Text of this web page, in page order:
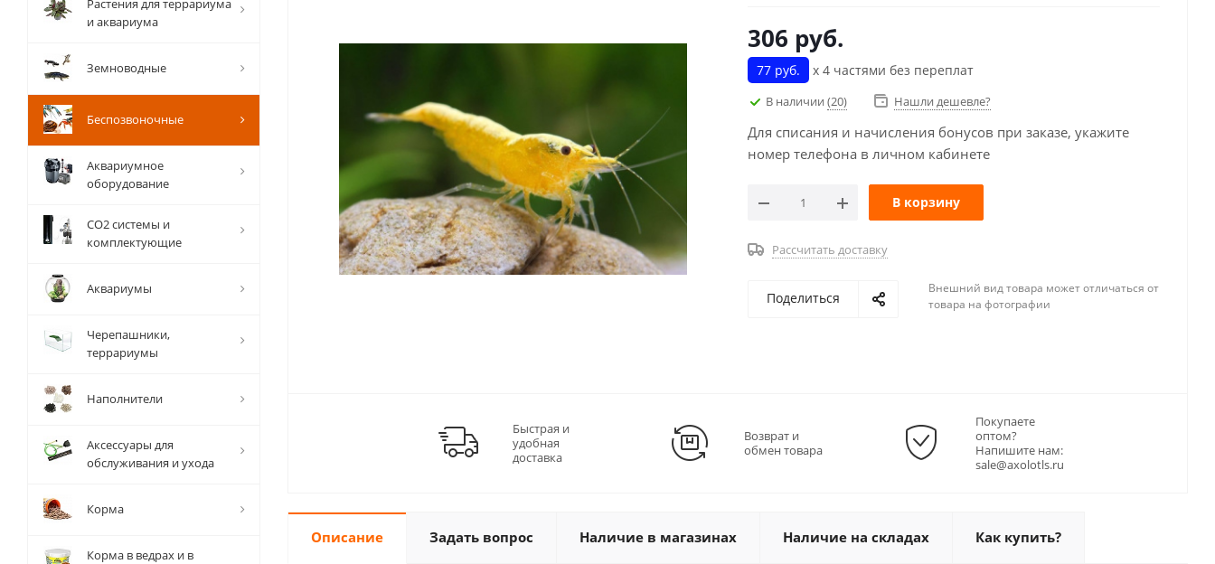
306 руб.
77 руб. х 4 частями без переплат
В наличии (20) Нашли дешевле?
Для списания и начисления бонусов при заказе, укажите
номер телефона в личном кабинете
В корзину
Рассчитать доставку
Поделиться
Внешний вид товара может отличаться от
товара на фотографии
Быстрая и
удобная
доставка
Возврат и
обмен товара
Покупаете
оптом?
Напишите нам:
sale@axolotls.ru
Описание Задать вопрос Наличие в магазинах Наличие на складах Как купить?
Растения для террариума
и аквариума
Земноводные
Беспозвоночные
Аквариумное
оборудование
СО2 системы и
комплектующие
Аквариумы
Черепашники,
террариумы
Наполнители
Аксессуары для
обслуживания и ухода
Корма
Корма в ведрах и в